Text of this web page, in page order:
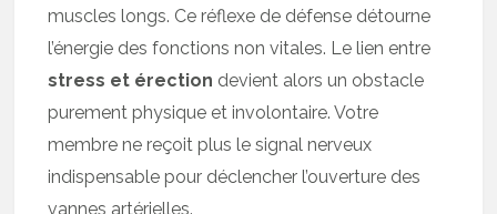
muscles longs. Ce réflexe de défense détourne
l’énergie des fonctions non vitales. Le lien entre
stress et érection devient alors un obstacle
purement physique et involontaire. Votre
membre ne reçoit plus le signal nerveux
indispensable pour déclencher l’ouverture des
vannes artérielles.